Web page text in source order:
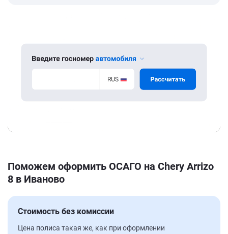
Поможем оформить ОСАГО на Chery Arrizo
8 в Иваново
Стоимость без комиссии
Цена полиса такая же, как при оформлении